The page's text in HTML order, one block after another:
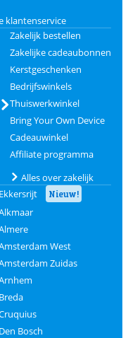
klantenservice
Zakelijk bestellen
Zakelijke cadeaubonnen
Kerstgeschenken
Bedrijfswinkels
Thuiswerkwinkel
Bring Your Own Device
Cadeauwinkel
Affiliate programma
Alles over zakelijk
Ekkersrijt Nieuw!
West
Zuidas
Breda
Den Bosch